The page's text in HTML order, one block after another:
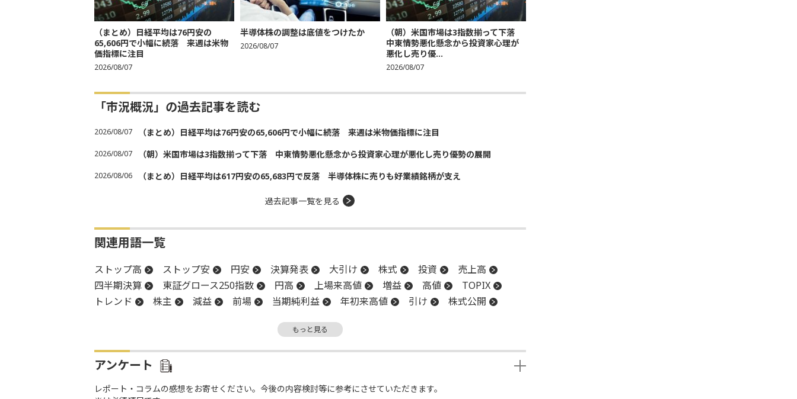
（まとめ）日経平均は76円安の
65,606円で小幅に続落 来週は米物
価指標に注目
2026/08/07
半導体株の調整は底値をつけたか
2026/08/07
（朝）米国市場は3指数揃って下落
中東情勢悪化懸念から投資家心理が
悪化し売り優...
2026/08/07
「市況概況」の過去記事を読む
2026/08/07 （まとめ）日経平均は76円安の65,606円で小幅に続落 来週は米物価指標に注目
2026/08/07 （朝）米国市場は3指数揃って下落 中東情勢悪化懸念から投資家心理が悪化し売り優勢の展開
2026/08/06 （まとめ）日経平均は617円安の65,683円で反落 半導体株に売りも好業績銘柄が支え
過去記事一覧を見る
関連用語一覧
ストップ高 ストップ安 円安 決算発表 大引け 株式 投資
売上高
四半期決算
東証グロース250指数 円高 上場来高値 増益 高値
TOPIX
トレンド
株主 減益 前場 当期純利益 年初来高値 引け
株式公開
ファンド 安値
もっと見る
アンケート
レポート・コラムの感想をお寄せください。今後の内容検討等に参考にさせていただきます。